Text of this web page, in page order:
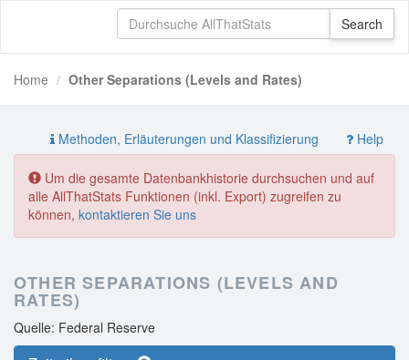
Home Other Separations (Levels and Rates)
Methoden, Erläuterungen und Klassifizierung Help
Um die gesamte Datenbankhistorie durchsuchen und auf
alle AllThatStats Funktionen (inkl. Export) zugreifen zu
können, kontaktieren Sie uns
OTHER SEPARATIONS (LEVELS AND
RATES)
Quelle: Federal Reserve